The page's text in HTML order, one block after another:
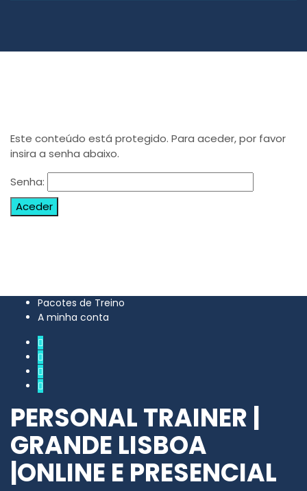
Este conteúdo está protegido. Para aceder, por favor
insira a senha abaixo.
Senha:
Pacotes de Treino
A minha conta
PERSONAL TRAINER |
GRANDE LISBOA
|ONLINE E PRESENCIAL